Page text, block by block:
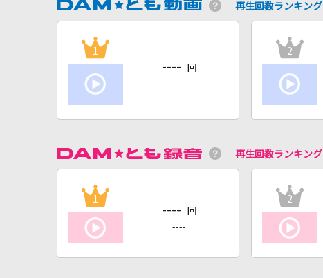
再生回数ランキング
1
---- 回
----
2
再生回数ランキング
1
---- 回
----
2